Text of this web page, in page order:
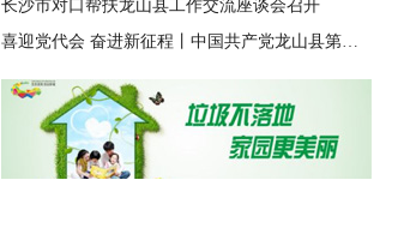
长沙市对口帮扶龙山县工作交流座谈会召开
喜迎党代会 奋进新征程丨中国共产党龙山县第十四次代表大会胜利闭幕